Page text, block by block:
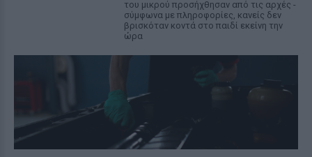
του μικρού προσήχθησαν από τις αρχές -
σύμφωνα με πληροφορίες, κανείς δεν
βρισκόταν κοντά στο παιδί εκείνη την
ώρα